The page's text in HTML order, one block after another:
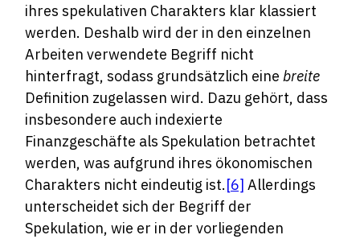
ihres spekulativen Charakters klar klassiert
werden. Deshalb wird der in den einzelnen
Arbeiten verwendete Begriff nicht
hinterfragt, sodass grundsätzlich eine breite
Definition zugelassen wird. Dazu gehört, dass
insbesondere auch indexierte
Finanzgeschäfte als Spekulation betrachtet
werden, was aufgrund ihres ökonomischen
Charakters nicht eindeutig ist.[6] Allerdings
unterscheidet sich der Begriff der
Spekulation, wie er in der vorliegenden